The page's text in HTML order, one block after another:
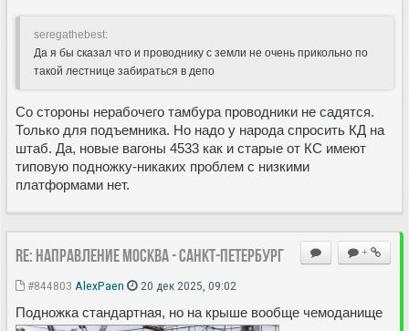
seregathebest:
Да я бы сказал что и проводнику с земли не очень прикольно по
такой лестнице забираться в депо
Со стороны нерабочего тамбура проводники не садятся.
Только для подъемника. Но надо у народа спросить КД на
штаб. Да, новые вагоны 4533 как и старые от КС имеют
типовую подножку-никаких проблем с низкими
платформами нет.
+
Re: Направление Москва - Санкт-Петербург
#844803 AlexPaen 20 дек 2025, 09:02
Подножка стандартная, но на крыше вообще чемоданище